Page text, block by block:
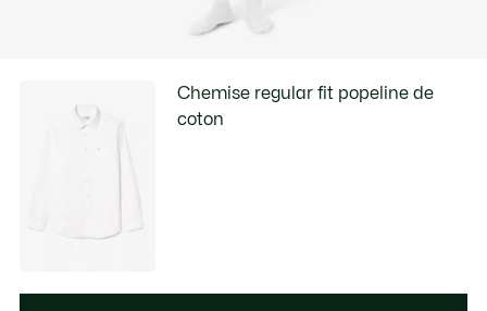
Chemise regular fit popeline de
coton